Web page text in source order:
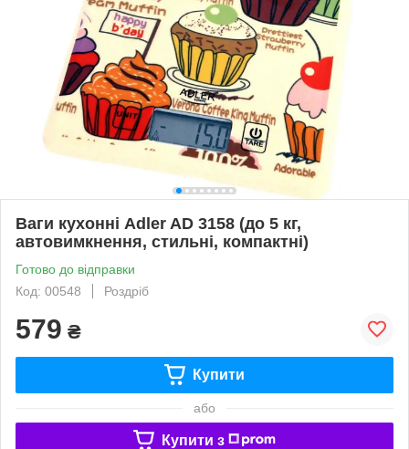
Ваги кухонні Adler AD 3158 (до 5 кг,
автовимкнення, стильні, компактні)
Готово до відправки
Код: 00548
Роздріб
579 ₴
Купити
або
Купити з